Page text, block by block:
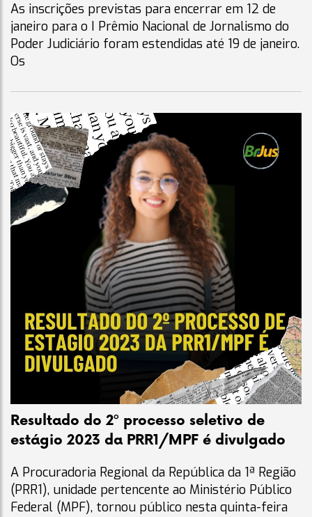
As inscrições previstas para encerrar em 12 de
janeiro para o I Prêmio Nacional de Jornalismo do
Poder Judiciário foram estendidas até 19 de janeiro.
Os
Resultado do 2º processo seletivo de
estágio 2023 da PRR1/MPF é divulgado
A Procuradoria Regional da República da 1ª Região
(PRR1), unidade pertencente ao Ministério Público
Federal (MPF), tornou público nesta quinta-feira